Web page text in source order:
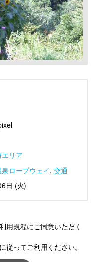
リア
ロープウェイ, 交通
日 (火)
用規程にご同意いただく
従ってご利用ください。